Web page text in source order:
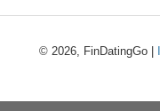
© 2026, FinDatingGo |